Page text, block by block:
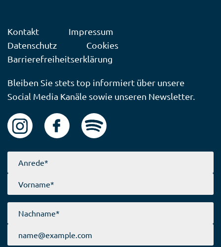
Kontakt
Impressum
Datenschutz
Cookies
Barrierefreiheitserklärung
Bleiben Sie stets top informiert über unsere
Social Media Kanäle sowie unseren Newsletter.